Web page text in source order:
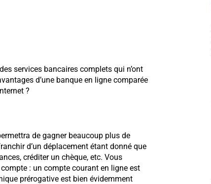
services bancaires complets qui n’ont
d’une banque en ligne comparée
?
de gagner beaucoup plus de
d’un déplacement étant donné que
créditer un chèque, etc. Vous
: un compte courant en ligne est
prérogative est bien évidemment